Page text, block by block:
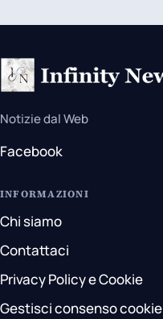
Notizie dal Web
Facebook
INFORMAZIONI
Chi siamo
Contattaci
Privacy Policy e Cookie
Gestisci consenso cookie